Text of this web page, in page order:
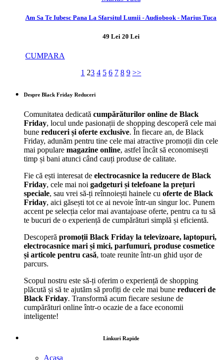
Am Sa Te Iubesc Pana La Sfarsitul Lumii - Audiobook - Marius Tuca
49 Lei 20 Lei
CUMPARA
1 23 4 5 6 7 8 9 >>
Despre Black Friday Reduceri
Comunitatea dedicată cumpărăturilor online de Black
Friday, locul unde pasionații de shopping descoperă cele mai
bune reduceri și oferte exclusive. În fiecare an, de Black
Friday, adunăm pentru tine cele mai atractive promoții din cele
mai populare magazine online, astfel încât să economisești
timp și bani atunci când cauți produse de calitate.
Fie că ești interesat de electrocasnice la reducere de Black
Friday, cele mai noi gadgeturi și telefoane la prețuri
speciale, sau vrei să-ți reînnoiești hainele cu oferte de Black
Friday, aici găsești tot ce ai nevoie într-un singur loc. Punem
accent pe selecția celor mai avantajoase oferte, pentru ca tu să
te bucuri de o experiență de cumpărături simplă și eficientă.
Descoperă promoții Black Friday la televizoare, laptopuri,
electrocasnice mari și mici, parfumuri, produse cosmetice
și articole pentru casă, toate reunite într-un ghid ușor de
parcurs.
Scopul nostru este să-ți oferim o experiență de shopping
plăcută și să te ajutăm să profiți de cele mai bune reduceri de
Black Friday. Transformă acum fiecare sesiune de
cumpărături online într-o ocazie de a face economii
inteligente!
Linkuri Rapide
Acasa